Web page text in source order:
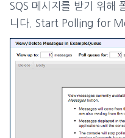
SQS 메시지를 받기 위해
니다. Start Polling for